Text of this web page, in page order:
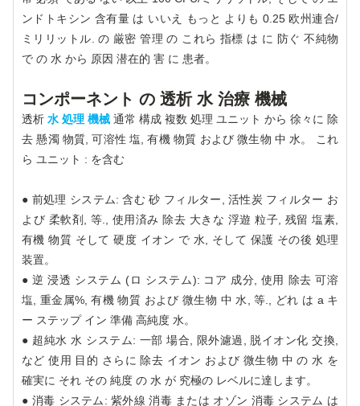
ンドトキシン 含有量 は いいえ もっと よりも 0.25 欧州連合/
ミリリットル. の 厳密 管理 の これら 指標 は に 防ぐ 不純物
で の 水 から 原因 潜在的 害 に 患者。
コンポーネント の 透析 水 治療 機械
透析 水 処理 機械 通常 構成 複数 処理 ユニット から 徐々に 除
去 懸濁 物質, 可溶性 塩, 有機 物質 および 微生物 中 水。 これ
ら ユニット : を含む
● 前処理 システム: 含む 砂 フィルター, 活性炭 フィルター お
よび 柔軟剤, 等., 使用済み 除去 大きな 浮遊 粒子, 残留 塩素,
有機 物質 そして 硬度 イオン で 水, そして 保護 その後 処理
装置。
● 逆 浸透 システム (ロ システム): コア 成分, 使用 除去 可溶
塩, 重金属%, 有機 物質 および 微生物 中 水, 等., どれ は a キ
ー ステップ イン 準備 高純度 水。
● 超純水 水 システム: 一部 場合, 限外濾過, 脱イオン化 交換,
など 使用 目的 さらに 除去 イオン および 微生物 中 の 水 を
確実に それ その 純度 の 水 が 究極の レベルに達します。
● 消毒 システム: 紫外線 消毒 または オゾン 消毒 システム は